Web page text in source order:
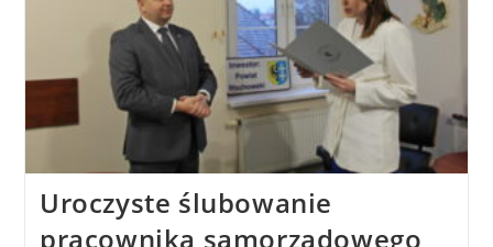
Uroczyste ślubowanie
pracownika samorządowego